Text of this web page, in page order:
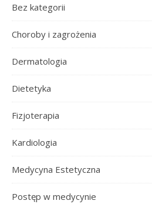
Bez kategorii
Choroby i zagrożenia
Dermatologia
Dietetyka
Fizjoterapia
Kardiologia
Medycyna Estetyczna
Postęp w medycynie